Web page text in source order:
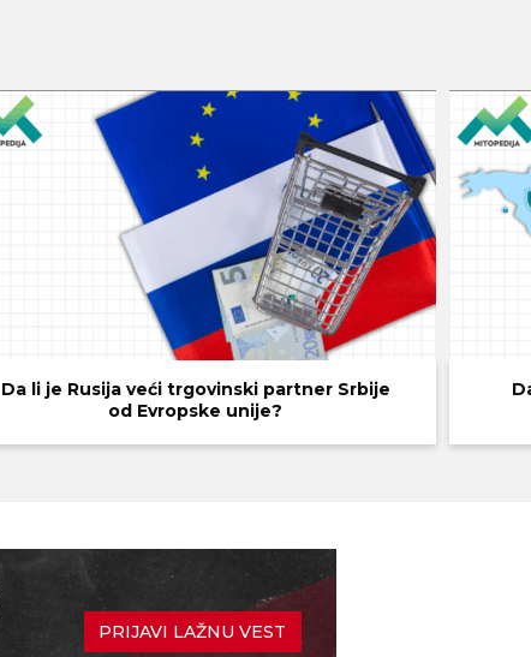
Da li je Rusija veći trgovinski partner Srbije
od Evropske unije?
PRIJAVI LAŽNU VEST